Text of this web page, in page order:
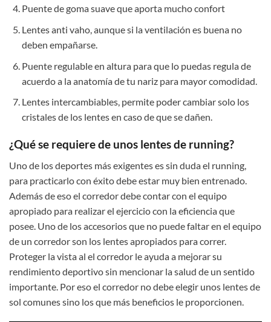
Puente de goma suave que aporta mucho confort
Lentes anti vaho, aunque si la ventilación es buena no
deben empañarse.
Puente regulable en altura para que lo puedas regula de
acuerdo a la anatomía de tu nariz para mayor comodidad.
Lentes intercambiables, permite poder cambiar solo los
cristales de los lentes en caso de que se dañen.
¿Qué se requiere de unos lentes de running?
Uno de los deportes más exigentes es sin duda el running,
para practicarlo con éxito debe estar muy bien entrenado.
Además de eso el corredor debe contar con el equipo
apropiado para realizar el ejercicio con la eficiencia que
posee. Uno de los accesorios que no puede faltar en el equipo
de un corredor son los lentes apropiados para correr.
Proteger la vista al el corredor le ayuda a mejorar su
rendimiento deportivo sin mencionar la salud de un sentido
importante. Por eso el corredor no debe elegir unos lentes de
sol comunes sino los que más beneficios le proporcionen.